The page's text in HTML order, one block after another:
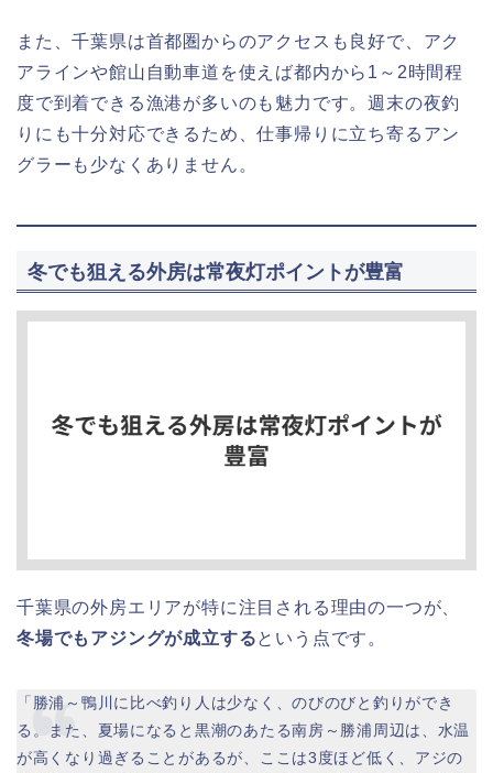
また、千葉県は首都圏からのアクセスも良好で、アク
アラインや館山自動車道を使えば都内から1～2時間程
度で到着できる漁港が多いのも魅力です。週末の夜釣
りにも十分対応できるため、仕事帰りに立ち寄るアン
グラーも少なくありません。
冬でも狙える外房は常夜灯ポイントが豊富
千葉県の外房エリアが特に注目される理由の一つが、
冬場でもアジングが成立するという点です。
「勝浦～鴨川に比べ釣り人は少なく、のびのびと釣りができ
る。また、夏場になると黒潮のあたる南房～勝浦周辺は、水温
が高くなり過ぎることがあるが、ここは3度ほど低く、アジの